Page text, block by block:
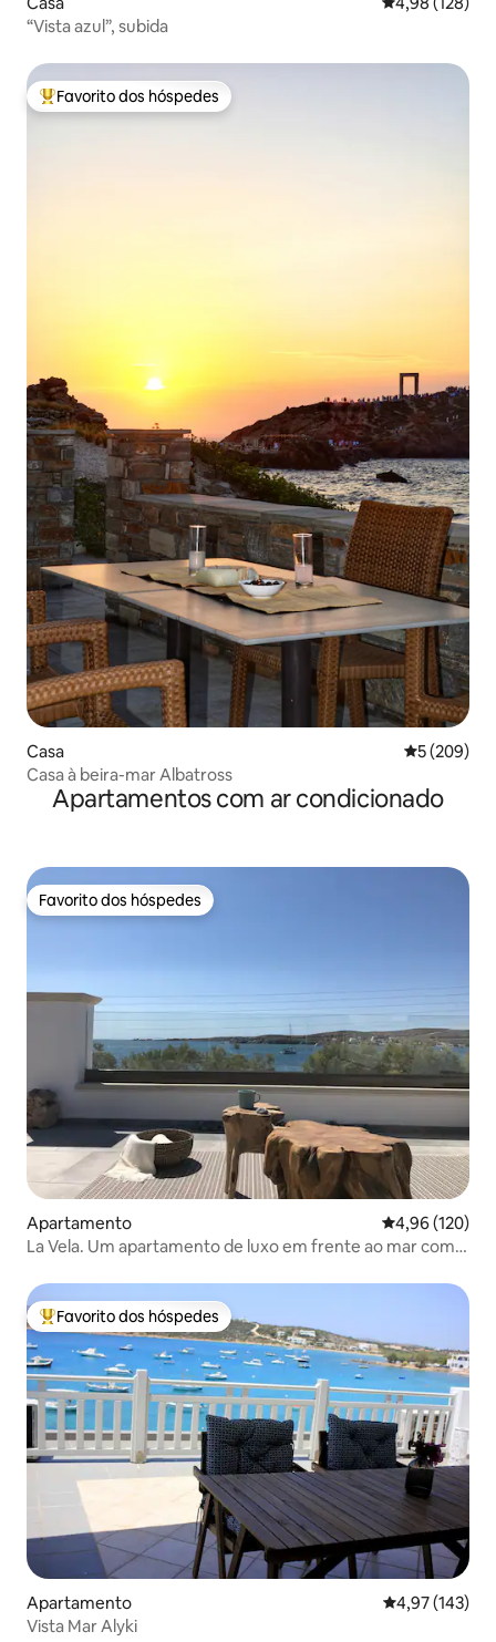
“Vista azul”, subida
Favoritos dos hóspedes mais apreciados
Favorito dos hóspedes
Casa
5 (209)
Casa à beira-mar Albatross
Apartamentos com ar condicionado
Favorito dos hóspedes
Favorito dos hóspedes
Apartamento Classificação
4,96 (120)
La Vela. Um apartamento de luxo em frente ao mar com
Favoritos dos hóspedes mais apreciados
Favorito dos hóspedes
Apartamento Classificação
4,97 (143)
Vista Mar Alyki